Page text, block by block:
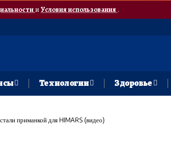
и Условия использования.
Технологии Здоровье
приманкой для HIMARS (видео)